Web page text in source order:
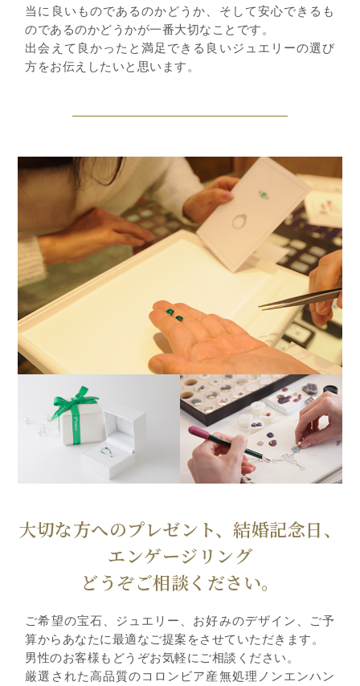
当に良いものであるのかどうか、そして安心できるも
のであるのかどうかが一番大切なことです。
出会えて良かったと満足できる良いジュエリーの選び
方をお伝えしたいと思います。
大切な方へのプレゼント、結婚記念日、
エンゲージリング
どうぞご相談ください。
ご希望の宝石、ジュエリー、お好みのデザイン、ご予
算からあなたに最適なご提案をさせていただきます。
男性のお客様もどうぞお気軽にご相談ください。
厳選された高品質のコロンビア産無処理ノンエンハン